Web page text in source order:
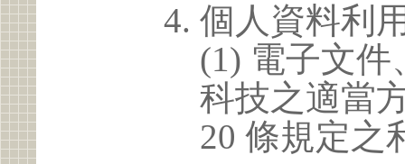
個人資料利
(1) 電子文
科技之適當
20 條規定之